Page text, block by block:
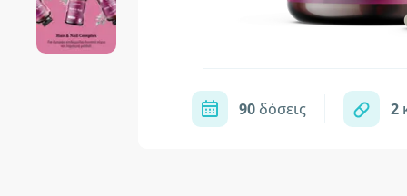
90δόσεις 2